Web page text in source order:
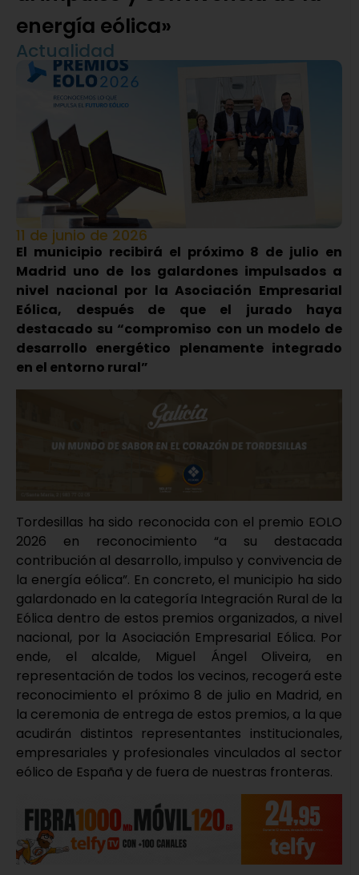
energía eólica»
Actualidad
11 de junio de 2026
El municipio recibirá el próximo 8 de julio en
Madrid uno de los galardones impulsados a
nivel nacional por la Asociación Empresarial
Eólica, después de que el jurado haya
destacado su “compromiso con un modelo de
desarrollo energético plenamente integrado
en el entorno rural”
Tordesillas ha sido reconocida con el premio EOLO
2026 en reconocimiento “a su destacada
contribución al desarrollo, impulso y convivencia de
la energía eólica”. En concreto, el municipio ha sido
galardonado en la categoría Integración Rural de la
Eólica dentro de estos premios organizados, a nivel
nacional, por la Asociación Empresarial Eólica. Por
ende, el alcalde, Miguel Ángel Oliveira, en
representación de todos los vecinos, recogerá este
reconocimiento el próximo 8 de julio en Madrid, en
la ceremonia de entrega de estos premios, a la que
acudirán distintos representantes institucionales,
empresariales y profesionales vinculados al sector
eólico de España y de fuera de nuestras fronteras.